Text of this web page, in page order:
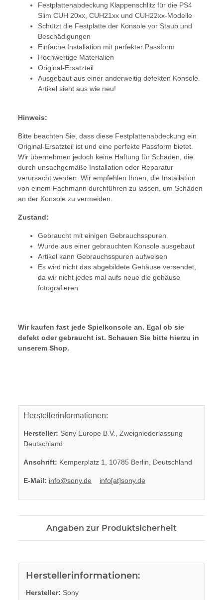
Festplattenabdeckung Klappenschlitz für die PS4
Slim CUH 20xx, CUH21xx und CUH22xx-Modelle
Schützt die Festplatte der Konsole vor Staub und
Beschädigungen
Einfache Installation mit perfekter Passform
Hochwertige Materialien
Original-Ersatzteil
Ausgebaut aus einer anderweitig defekten Konsole.
Artikel sieht aus wie neu!
Hinweis:
Bitte beachten Sie, dass diese Festplattenabdeckung ein
Original-Ersatzteil ist und eine perfekte Passform bietet.
Wir übernehmen jedoch keine Haftung für Schäden, die
durch unsachgemäße Installation oder Reparatur
verursacht werden. Wir empfehlen Ihnen, die Installation
von einem Fachmann durchführen zu lassen, um Schäden
an der Konsole zu vermeiden.
Zustand:
Gebraucht mit einigen Gebrauchsspuren.
Wurde aus einer gebrauchten Konsole ausgebaut
Artikel kann Gebrauchsspuren aufweisen
Es wird nicht das abgebildete Gehäuse versendet,
da wir nicht jedes mal aufs neue die gehäuse
fotografieren
Wir kaufen fast jede Spielkonsole an. Egal ob sie
defekt oder gebraucht ist. Schauen Sie bitte hierzu in
unserem Shop.
Herstellerinformationen:
Hersteller: Sony Europe B.V., Zweigniederlassung
Deutschland
Anschrift: Kemperplatz 1, 10785 Berlin, Deutschland
E-Mail: info@sony.de info[at]sony.de
Angaben zur Produktsicherheit
Herstellerinformationen:
Hersteller: Sony